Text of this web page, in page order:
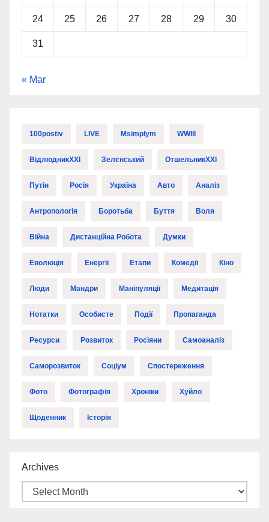
24 25 26 27 28 29 30
31
« Mar
100postiv LIVE Msimplym WWIII
ВідлюдникXXI Зелєнський ОтшельникXXI
Путін Росія Україна Авто Аналіз
Антропологія Боротьба Буття Воля
Війна Дистанційна Робота Думки
Еволюція Енергії Етапи Комедії Кіно
Люди Мандри Маніпуляції Медитація
Нотатки Особисте Події Пропаганда
Ресурси Розвиток Росіяни Самоаналіз
Саморозвиток Соціум Спостереження
Фото Фотографія Хроніки Хуйло
Щоденник Історія
Archives